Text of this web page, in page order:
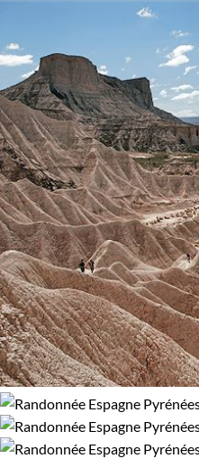
97% de satisfaction
ses crevasses sont des
EnAragon,en plein cœur du
vous vérifiez qu’Ordesa et
de plus profonds canyons
petits villages traditionnels
Sierra de Guara, quant à
ses eaux cristallines où la
aquatiques ! Un terrain de
LaCatalognevous surprend
dans la région sauvage des
peut-être votre circuit
espagnolesvous conduira-t-il
de-Compostelleoù, tel un
Guide de voyage Pyrénées
Randonnée Trek
Vélo VTT /
Budget
De 1 250 à 2 000 $CAD
De 2 000 à 3 000 $CAD
Confort
Refuge, gîte, dortoir
Supérieur